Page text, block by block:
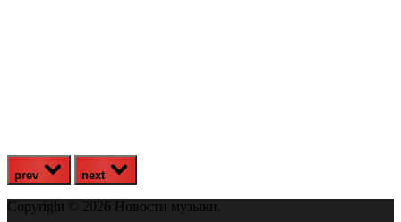
prev next
Copyright © 2026 Новости музыки.